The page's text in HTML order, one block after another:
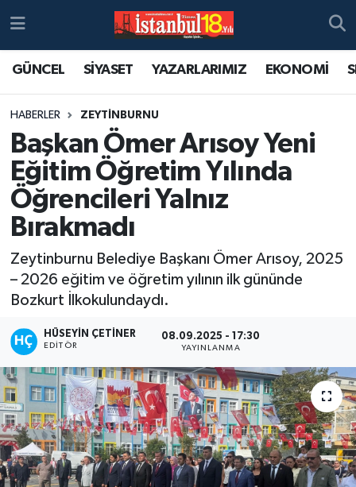
GÜNCEL SİYASET YAZARLARIMIZ EKONOMİ
HABERLER ZEYTİNBURNU
Başkan Ömer Arısoy Yeni
Eğitim Öğretim Yılında
Öğrencileri Yalnız
Bırakmadı
Zeytinburnu Belediye Başkanı Ömer Arısoy, 2025
– 2026 eğitim ve öğretim yılının ilk gününde
Bozkurt İlkokulundaydı.
HÜSEYIN ÇETINER
EDITÖR
08.09.2025 - 17:30
YAYINLANMA